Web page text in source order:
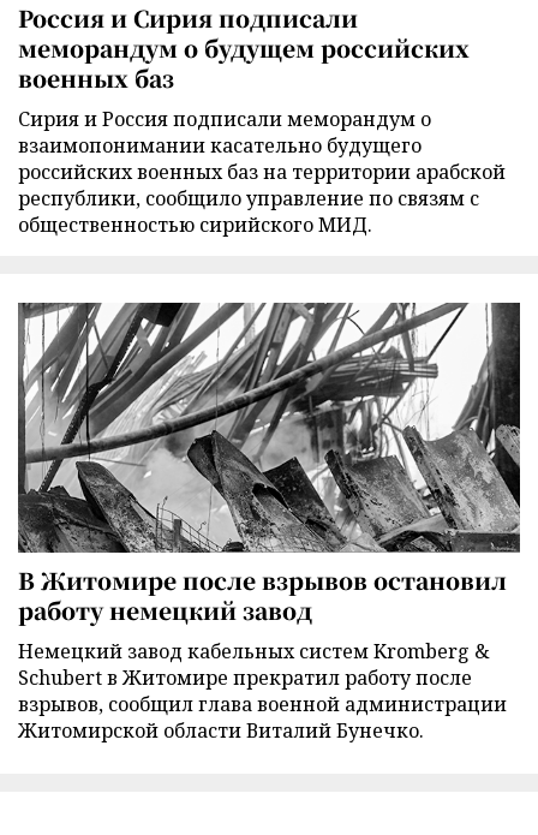
Россия и Сирия подписали
меморандум о будущем российских
военных баз
Сирия и Россия подписали меморандум о
взаимопонимании касательно будущего
российских военных баз на территории арабской
республики, сообщило управление по связям с
общественностью сирийского МИД.
В Житомире после взрывов остановил
работу немецкий завод
Немецкий завод кабельных систем Kromberg &
Schubert в Житомире прекратил работу после
взрывов, сообщил глава военной администрации
Житомирской области Виталий Бунечко.